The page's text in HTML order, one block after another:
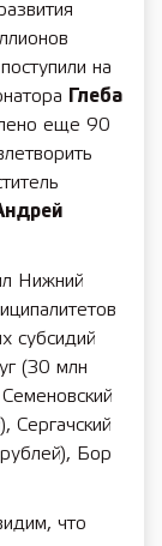
на
Глеба
еще 90
Нижний
субсидий
(30 млн
Сергачский
Бор
что